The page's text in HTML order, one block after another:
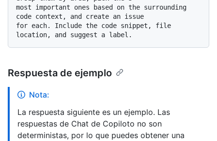
most important ones based on the surrounding
code context, and create an issue
for each. Include the code snippet, file
Respuesta de ejemplo
Nota:
La respuesta siguiente es un ejemplo. Las
respuestas de Chat de Copiloto no son
deterministas, por lo que puedes obtener una